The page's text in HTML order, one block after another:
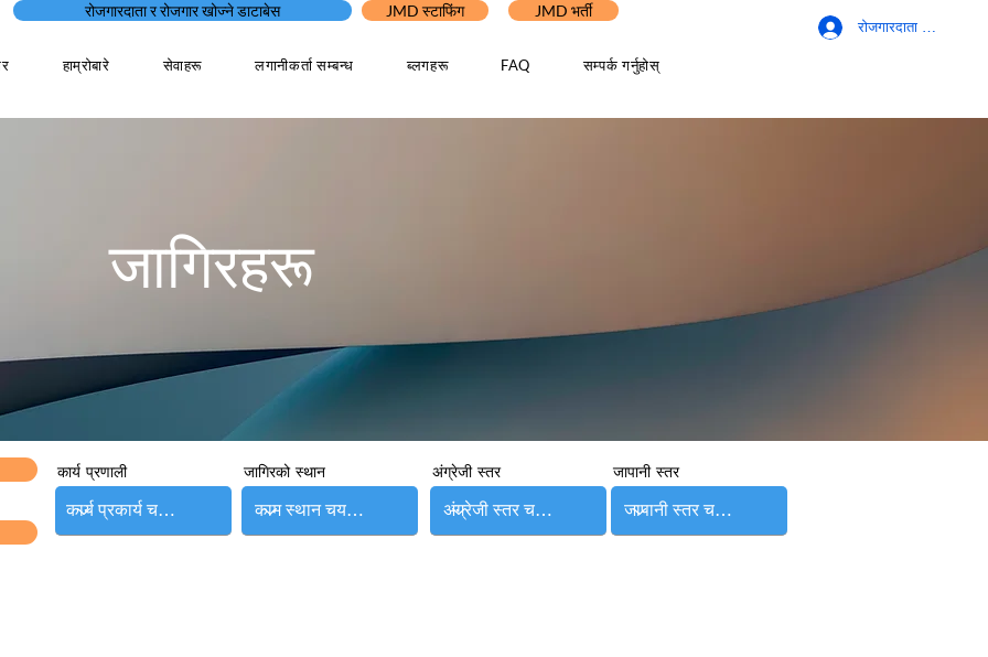
रोजगारदाता र रोजगार खोज्ने डाटाबेस JMD स्टाफिंग JMD भर्ती
हाम्रोबारे सेवाहरू लगानीकर्ता सम्बन्ध ब्लगहरू FAQ सम्पर्क गर्नुहोस्
रोजगारदाता लगइन
जागिरहरू
कार्य प्रणाली जागिरको स्थान अंग्रेजी स्तर जापानी स्तर